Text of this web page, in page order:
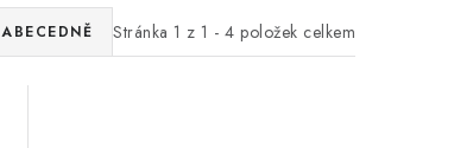
Stránka 1 z 1 - 4 položek celkem
ABECEDNĚ